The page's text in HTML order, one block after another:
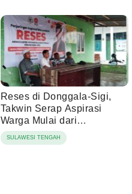
Reses di Donggala-Sigi,
Takwin Serap Aspirasi
Warga Mulai dari
Infrastruktur hingga
Kesehatan
SULAWESI TENGAH